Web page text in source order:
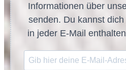
Informationen über
senden. Du kannst
in jeder E-Mail